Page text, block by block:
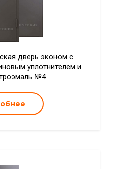
дверь эконом с
уплотнителем и
№4